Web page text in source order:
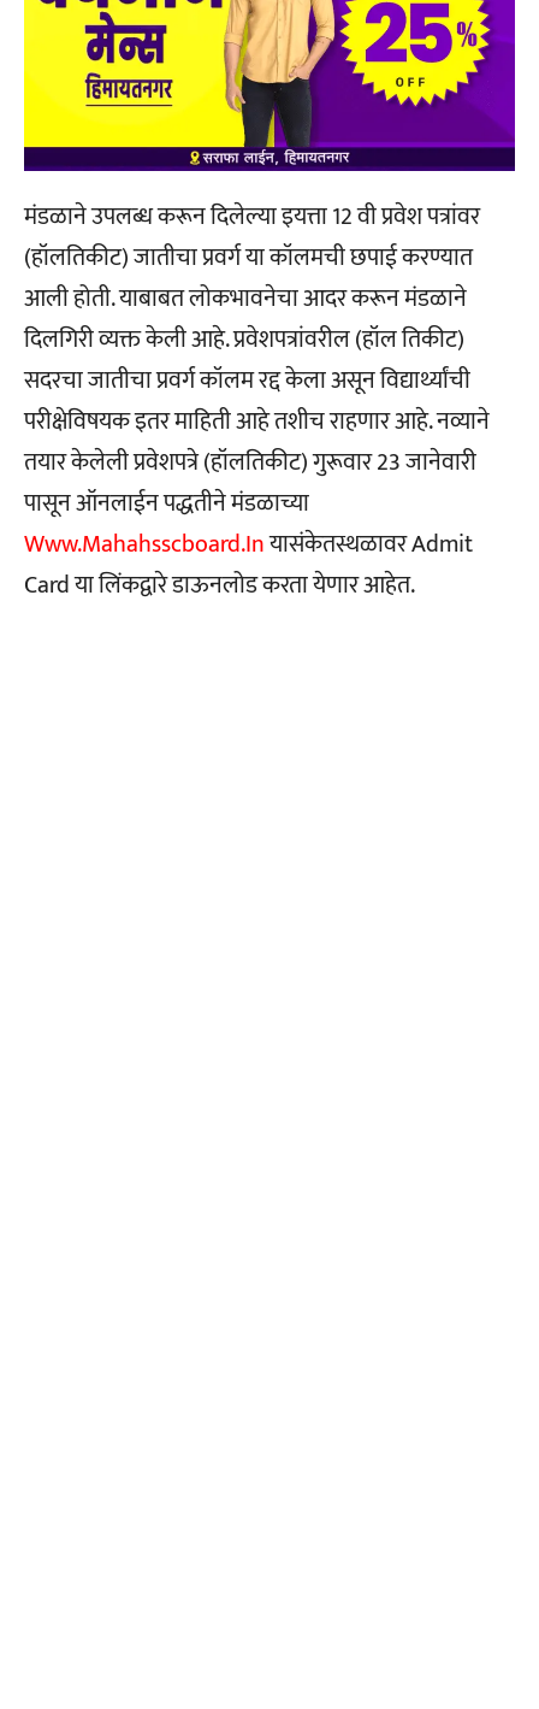
मंडळाने उपलब्ध करून दिलेल्या इयत्ता 12 वी प्रवेश पत्रांवर
(हॉलतिकीट) जातीचा प्रवर्ग या कॉलमची छपाई करण्यात
आली होती. याबाबत लोकभावनेचा आदर करून मंडळाने
दिलगिरी व्यक्त केली आहे. प्रवेशपत्रांवरील (हॉल तिकीट)
सदरचा जातीचा प्रवर्ग कॉलम रद्द केला असून विद्यार्थ्यांची
परीक्षेविषयक इतर माहिती आहे तशीच राहणार आहे. नव्याने
तयार केलेली प्रवेशपत्रे (हॉलतिकीट) गुरूवार 23 जानेवारी
पासून ऑनलाईन पद्धतीने मंडळाच्या
Www.mahahsscboard.inयासंकेतस्थळावर Admit
Card या लिंकद्वारे डाऊनलोड करता येणार आहेत.